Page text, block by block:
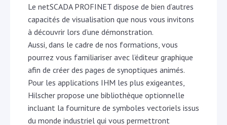
Le netSCADA PROFINET dispose de bien d’autres
capacités de visualisation que nous vous invitons
à découvrir lors d’une démonstration.
Aussi, dans le cadre de nos formations, vous
pourrez vous familiariser avec l’éditeur graphique
afin de créer des pages de synoptiques animés.
Pour les applications IHM les plus exigeantes,
Hilscher propose une bibliothèque optionnelle
incluant la fourniture de symboles vectoriels issus
du monde industriel qui vous permettront